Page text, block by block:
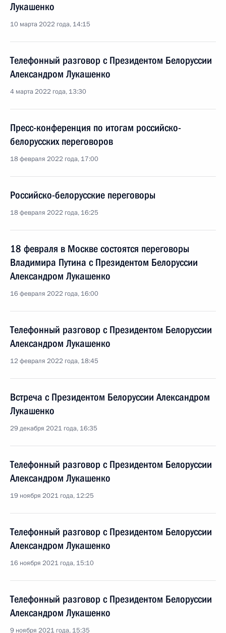
Лукашенко
10 марта 2022 года, 14:15
Телефонный разговор с Президентом Белоруссии
Александром Лукашенко
4 марта 2022 года, 13:30
Пресс-конференция по итогам российско-
белорусских переговоров
18 февраля 2022 года, 17:00
Российско-белорусские переговоры
18 февраля 2022 года, 16:25
18 февраля в Москве состоятся переговоры
Владимира Путина с Президентом Белоруссии
Александром Лукашенко
16 февраля 2022 года, 16:00
Телефонный разговор с Президентом Белоруссии
Александром Лукашенко
12 февраля 2022 года, 18:45
Встреча с Президентом Белоруссии Александром
Лукашенко
29 декабря 2021 года, 16:35
Телефонный разговор с Президентом Белоруссии
Александром Лукашенко
19 ноября 2021 года, 12:25
Телефонный разговор с Президентом Белоруссии
Александром Лукашенко
16 ноября 2021 года, 15:10
Телефонный разговор с Президентом Белоруссии
Александром Лукашенко
9 ноября 2021 года, 15:35